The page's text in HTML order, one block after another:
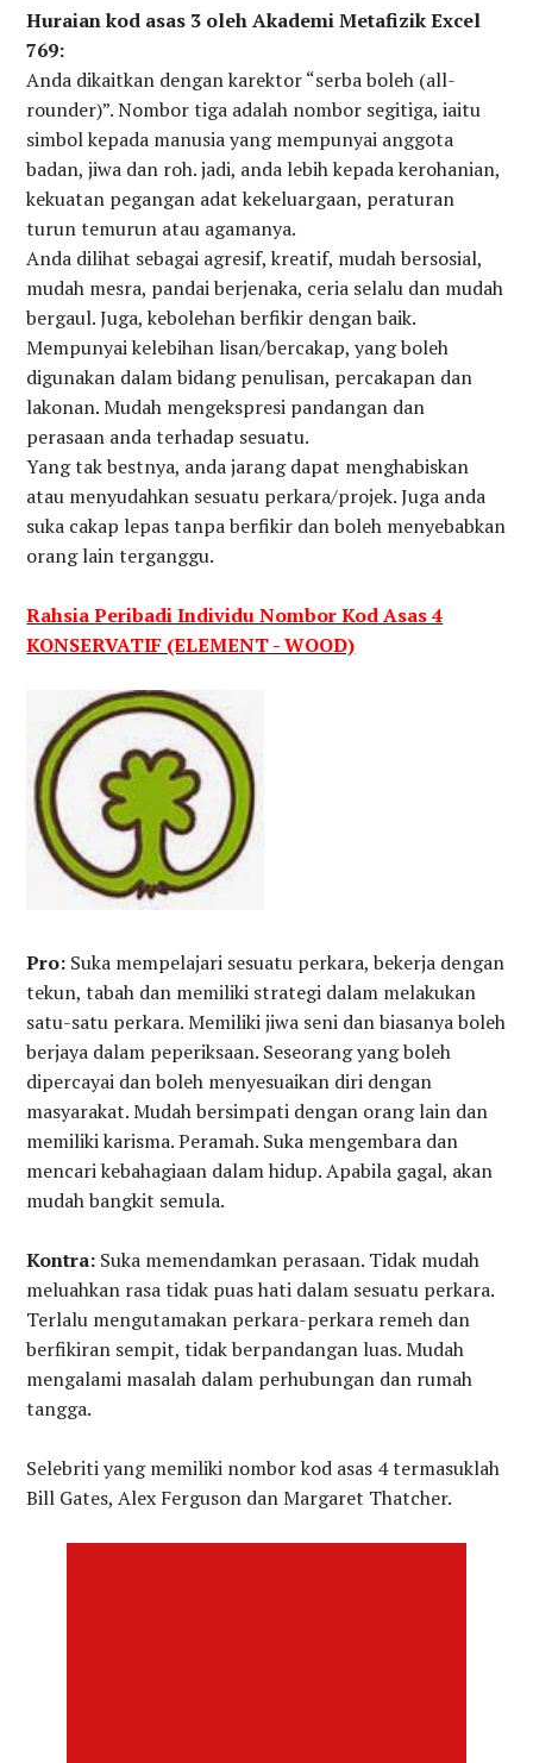
Huraian kod asas 3 oleh Akademi Metafizik Excel
769:
Anda dikaitkan dengan karektor “serba boleh (all-
rounder)”. Nombor tiga adalah nombor segitiga, iaitu
simbol kepada manusia yang mempunyai anggota
badan, jiwa dan roh. jadi, anda lebih kepada kerohanian,
kekuatan pegangan adat kekeluargaan, peraturan
turun temurun atau agamanya.
Anda dilihat sebagai agresif, kreatif, mudah bersosial,
mudah mesra, pandai berjenaka, ceria selalu dan mudah
bergaul. Juga, kebolehan berfikir dengan baik.
Mempunyai kelebihan lisan/bercakap, yang boleh
digunakan dalam bidang penulisan, percakapan dan
lakonan. Mudah mengekspresi pandangan dan
perasaan anda terhadap sesuatu.
Yang tak bestnya, anda jarang dapat menghabiskan
atau menyudahkan sesuatu perkara/projek. Juga anda
suka cakap lepas tanpa berfikir dan boleh menyebabkan
orang lain terganggu.
Rahsia Peribadi Individu Nombor Kod Asas 4
KONSERVATIF (ELEMENT - WOOD)
Pro: Suka mempelajari sesuatu perkara, bekerja dengan
tekun, tabah dan memiliki strategi dalam melakukan
satu-satu perkara. Memiliki jiwa seni dan biasanya boleh
berjaya dalam peperiksaan. Seseorang yang boleh
dipercayai dan boleh menyesuaikan diri dengan
masyarakat. Mudah bersimpati dengan orang lain dan
memiliki karisma. Peramah. Suka mengembara dan
mencari kebahagiaan dalam hidup. Apabila gagal, akan
mudah bangkit semula.
Kontra: Suka memendamkan perasaan. Tidak mudah
meluahkan rasa tidak puas hati dalam sesuatu perkara.
Terlalu mengutamakan perkara-perkara remeh dan
berfikiran sempit, tidak berpandangan luas. Mudah
mengalami masalah dalam perhubungan dan rumah
tangga.
Selebriti yang memiliki nombor kod asas 4 termasuklah
Bill Gates, Alex Ferguson dan Margaret Thatcher.